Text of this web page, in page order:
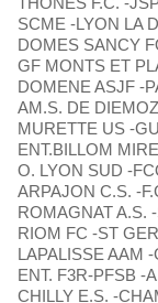
SCME -LYON LA
DOMES SANCY
GF MONTS ET
DOMENE ASJF -
AM.S. DE
MURETTE US -
ENT.BILLOM
O. LYON SUD -
ARPAJON C.S. -
ROMAGNAT A.S.
RIOM FC -ST
LAPALISSE AAM
ENT. F3R-PFSB -
CHILLY E.S. -